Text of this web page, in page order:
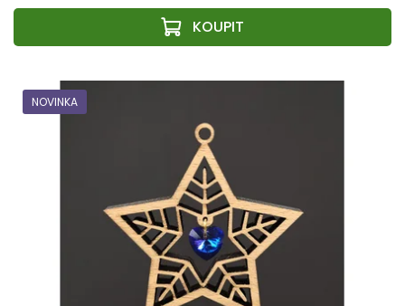
NOVINKA